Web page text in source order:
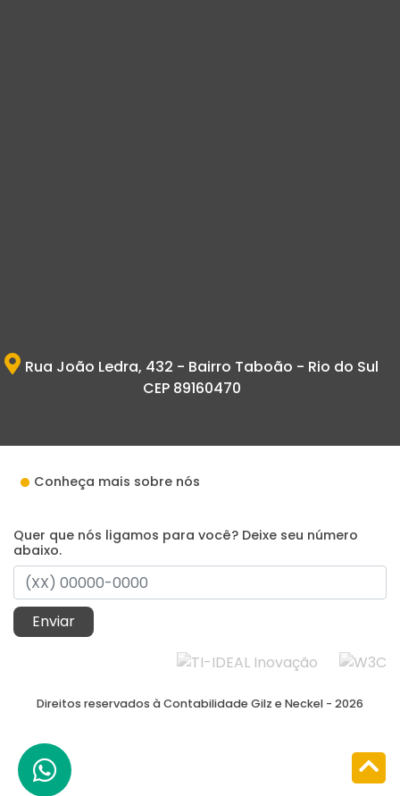
Rua João Ledra, 432 - Bairro Taboão - Rio do Sul
CEP 89160470
Conheça mais sobre nós
Quer que nós ligamos para você? Deixe seu número
abaixo.
Enviar
Direitos reservados à Contabilidade Gilz e Neckel - 2026